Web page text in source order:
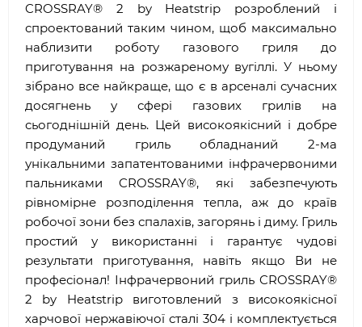
CROSSRAY® 2 by Heatstrip розроблений і
спроектований таким чином, щоб максимально
наблизити роботу газового гриля до
приготування на розжареному вугіллі. У ньому
зібрано все найкраще, що є в арсеналі сучасних
досягнень у сфері газових грилів на
сьогоднішній день. Цей високоякісний і добре
продуманий гриль обладнаний 2-ма
унікальними запатентованими інфрачервоними
пальниками CROSSRAY®, які забезпечують
рівномірне розподілення тепла, аж до країв
робочої зони без спалахів, загорянь і диму. Гриль
простий у використанні і гарантує чудові
результати приготування, навіть якщо Ви не
професіонал! Інфрачервоний гриль CROSSRAY®
2 by Heatstrip виготовлений з високоякісної
харчової нержавіючої сталі 304 і комплектується